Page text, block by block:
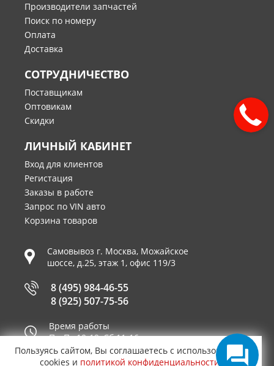
Производители запчастей
Поиск по номеру
Оплата
Доставка
СОТРУДНИЧЕСТВО
Поставщикам
Оптовикам
Скидки
ЛИЧНЫЙ КАБИНЕТ
Вход для клиентов
Регистация
Заказы в работе
Запрос по VIN авто
Корзина товаров
Самовывоз г. Москва, Можайское
шоссе, д.25, этаж 1, офис 119/3
8 (495) 984-46-55
8 (925) 507-75-56
Время работы
Пн-Пт 10-19, Сб 11-16
Принимаем к оплате
Пользуясь сайтом, Вы соглашаетесь с использованием
cookies и политикой конфиденциальности